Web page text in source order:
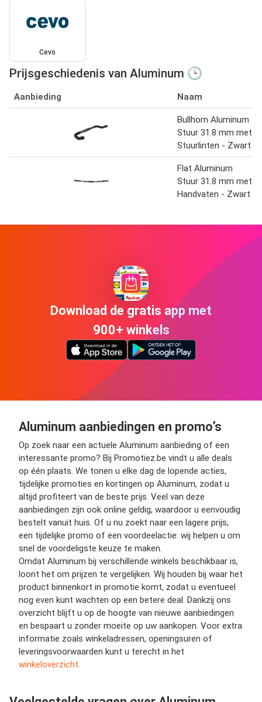
Cevo
Prijsgeschiedenis van Aluminum 🕒
Aanbieding Naam
Bullhorn Aluminum
Stuur 31.8 mm met
Stuurlinten - Zwart
Flat Aluminum
Stuur 31.8 mm met
Handvaten - Zwart
Download de gratis app met
900+ winkels
Aluminum aanbiedingen en promo’s
Op zoek naar een actuele Aluminum aanbieding of een
interessante promo? Bij Promotiez.be vindt u alle deals
op één plaats. We tonen u elke dag de lopende acties,
tijdelijke promoties en kortingen op Aluminum, zodat u
altijd profiteert van de beste prijs. Veel van deze
aanbiedingen zijn ook online geldig, waardoor u eenvoudig
bestelt vanuit huis. Of u nu zoekt naar een lagere prijs,
een tijdelijke promo of een voordeelactie: wij helpen u om
snel de voordeligste keuze te maken.
Omdat Aluminum bij verschillende winkels beschikbaar is,
loont het om prijzen te vergelijken. Wij houden bij waar het
product binnenkort in promotie komt, zodat u eventueel
nog even kunt wachten op een betere deal. Dankzij ons
overzicht blijft u op de hoogte van nieuwe aanbiedingen
en bespaart u zonder moeite op uw aankopen. Voor extra
informatie zoals winkeladressen, openingsuren of
leveringsvoorwaarden kunt u terecht in het
winkeloverzicht.